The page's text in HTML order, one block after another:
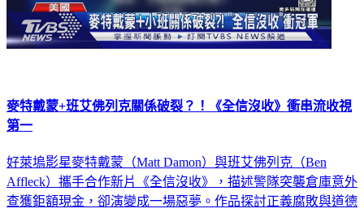
麥特戴蒙+班艾佛列克關係破裂？！《全信沒收》衝串流收視
第一
好萊塢影星麥特戴蒙（Matt Damon）與班艾佛列克（Ben
Affleck）攜手合作新片《全信沒收》，描述警隊突襲倉庫意外
查獲鉅額現金，卻演變成一場惡夢。作品探討正義腐敗與道德